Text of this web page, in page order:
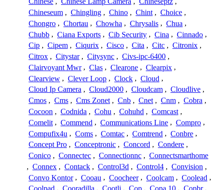
Chineseum , Chingling , Chino , Chint , Choice ,
Chongro , Chortau , Chowha , Chrysalis , Chua ,
Chubb , Ciana Exports , Cib Security , Cina , Cinnado ,
Cip , Cipem , Ciqurix , Cisco , Cita , Citc , Citronix ,
Citrox , Citystar , Citysync , Civs-ipc-6400 ,
Clairvoyant Mwr , Clas , Clearone , Clearpix ,
Clearview , Clever Loop , Clock , Cloud ,
Cloud Ip Camera , Cloud2000 , Cloudcam , Cloudlive ,
Cmos , Cms , Cms Zonet , Cnb , Cnet , Cnm , Cobra ,
Cocoon , Codnida , Cohu , Cohuhd , Comcast ,
Comelit , Commend , Communications Line , Compro ,
Compufix4u , Coms , Comtac , Comtrend , Conbre ,
Concept Pro , Conceptronic , Concord , Condere ,
Conico , Connectec , Connectionnc , Connectsmarthome
, Connex , Contack , Control3d , Control4 , Convision ,
Convo Kontor , Cooau , Coocheer , Coolcam , Coolead ,